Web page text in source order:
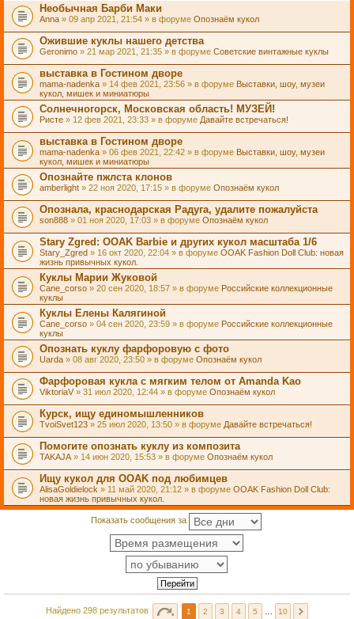
Необычная Барби Маки
Anna » 09 апр 2021, 21:54 » в форуме Опознаём кукол
Ожившие куклы нашего детства
Geronimo » 21 мар 2021, 21:35 » в форуме Советские винтажные куклы
выставка в Гостином дворе
mama-nadenka » 14 фев 2021, 23:56 » в форуме Выставки, шоу, музеи
кукол, мишек и миниатюры
Солнечногорск, Московская область! МУЗЕЙ!
Ристе » 12 фев 2021, 23:33 » в форуме Давайте встречаться!
выставка в Гостином дворе
mama-nadenka » 06 фев 2021, 22:42 » в форуме Выставки, шоу, музеи
кукол, мишек и миниатюры
Опознайте пжлста клонов
amberlight » 22 ноя 2020, 17:15 » в форуме Опознаём кукол
Опознала, краснодарская Радуга, удалите пожалуйста
son888 » 01 ноя 2020, 17:03 » в форуме Опознаём кукол
Stary Zgred: OOAK Barbie и других кукол масштаба 1/6
Stary_Zgred » 16 окт 2020, 22:04 » в форуме OOAK Fashion Doll Club: новая
жизнь привычных кукол.
Куклы Марии Жуковой
Cane_corso » 20 сен 2020, 18:57 » в форуме Российские коллекционные
куклы
Куклы Елены Калягиной
Cane_corso » 04 сен 2020, 23:59 » в форуме Российские коллекционные
куклы
Опознать куклу фарфоровую с фото
Uarda » 08 авг 2020, 23:50 » в форуме Опознаём кукол
Фарфоровая кукла с мягким телом от Amanda Kao
ViktoriaV» 31 июл 2020, 12:44 » в форуме Опознаём кукол
Курск, ищу единомышленников
TvoiSvet123 » 25 июл 2020, 13:50 » в форуме Давайте встречаться!
Помогите опознать куклу из композита
TAKAJA » 14 июн 2020, 15:53 » в форуме Опознаём кукол
Ищу кукол для OOAK под любимцев
AlisaGoldielock » 11 май 2020, 21:12 » в форуме OOAK Fashion Doll Club:
новая жизнь привычных кукол.
Показать сообщения за
Найдено 298 результатов 1 2 3 4 5 10